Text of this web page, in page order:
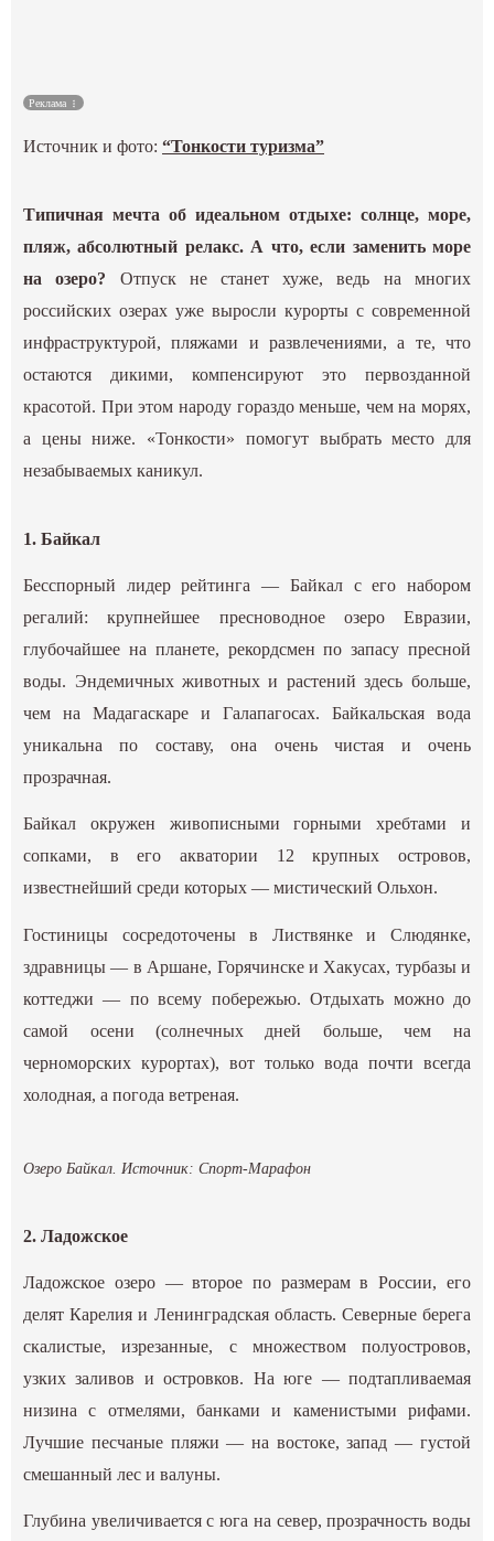
Спецпроекты
Реклама
Источник и фото:“Тонкости туризма”
Типичная мечта об идеальном отдыхе: солнце, море,
пляж, абсолютный релакс. А что, если заменить море
на озеро? Отпуск не станет хуже, ведь на многих
российских озерах уже выросли курорты с современной
инфраструктурой, пляжами и развлечениями, а те, что
остаются дикими, компенсируют это первозданной
красотой. При этом народу гораздо меньше, чем на морях,
а цены ниже. «Тонкости» помогут выбрать место для
незабываемых каникул.
1. Байкал
Бесспорный лидер рейтинга — Байкал с его набором
регалий: крупнейшее пресноводное озеро Евразии,
глубочайшее на планете, рекордсмен по запасу пресной
воды. Эндемичных животных и растений здесь больше,
чем на Мадагаскаре и Галапагосах. Байкальская вода
уникальна по составу, она очень чистая и очень
прозрачная.
Байкал окружен живописными горными хребтами и
сопками, в его акватории 12 крупных островов,
известнейший среди которых — мистический Ольхон.
Гостиницы сосредоточены в Листвянке и Слюдянке,
здравницы — в Аршане, Горячинске и Хакусах, турбазы и
коттеджи — по всему побережью. Отдыхать можно до
самой осени (солнечных дней больше, чем на
черноморских курортах), вот только вода почти всегда
холодная, а погода ветреная.
Озеро Байкал. Источник:Спорт-Марафон
2. Ладожское
Ладожское озеро — второе по размерам в России, его
делят Карелия и Ленинградская область. Северные берега
скалистые, изрезанные, с множеством полуостровов,
узких заливов и островков. На юге — подтапливаемая
низина с отмелями, банками и каменистыми рифами.
Лучшие песчаные пляжи — на востоке, запад — густой
смешанный лес и валуны.
Глубина увеличивается с юга на север, прозрачность воды